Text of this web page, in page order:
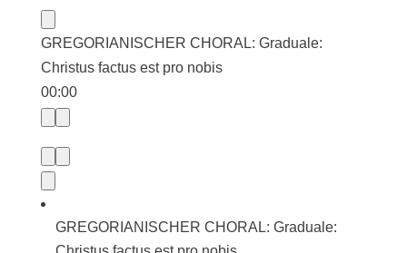
GREGORIANISCHER CHORAL: Graduale:
Christus factus est pro nobis
00:00
GREGORIANISCHER CHORAL: Graduale: